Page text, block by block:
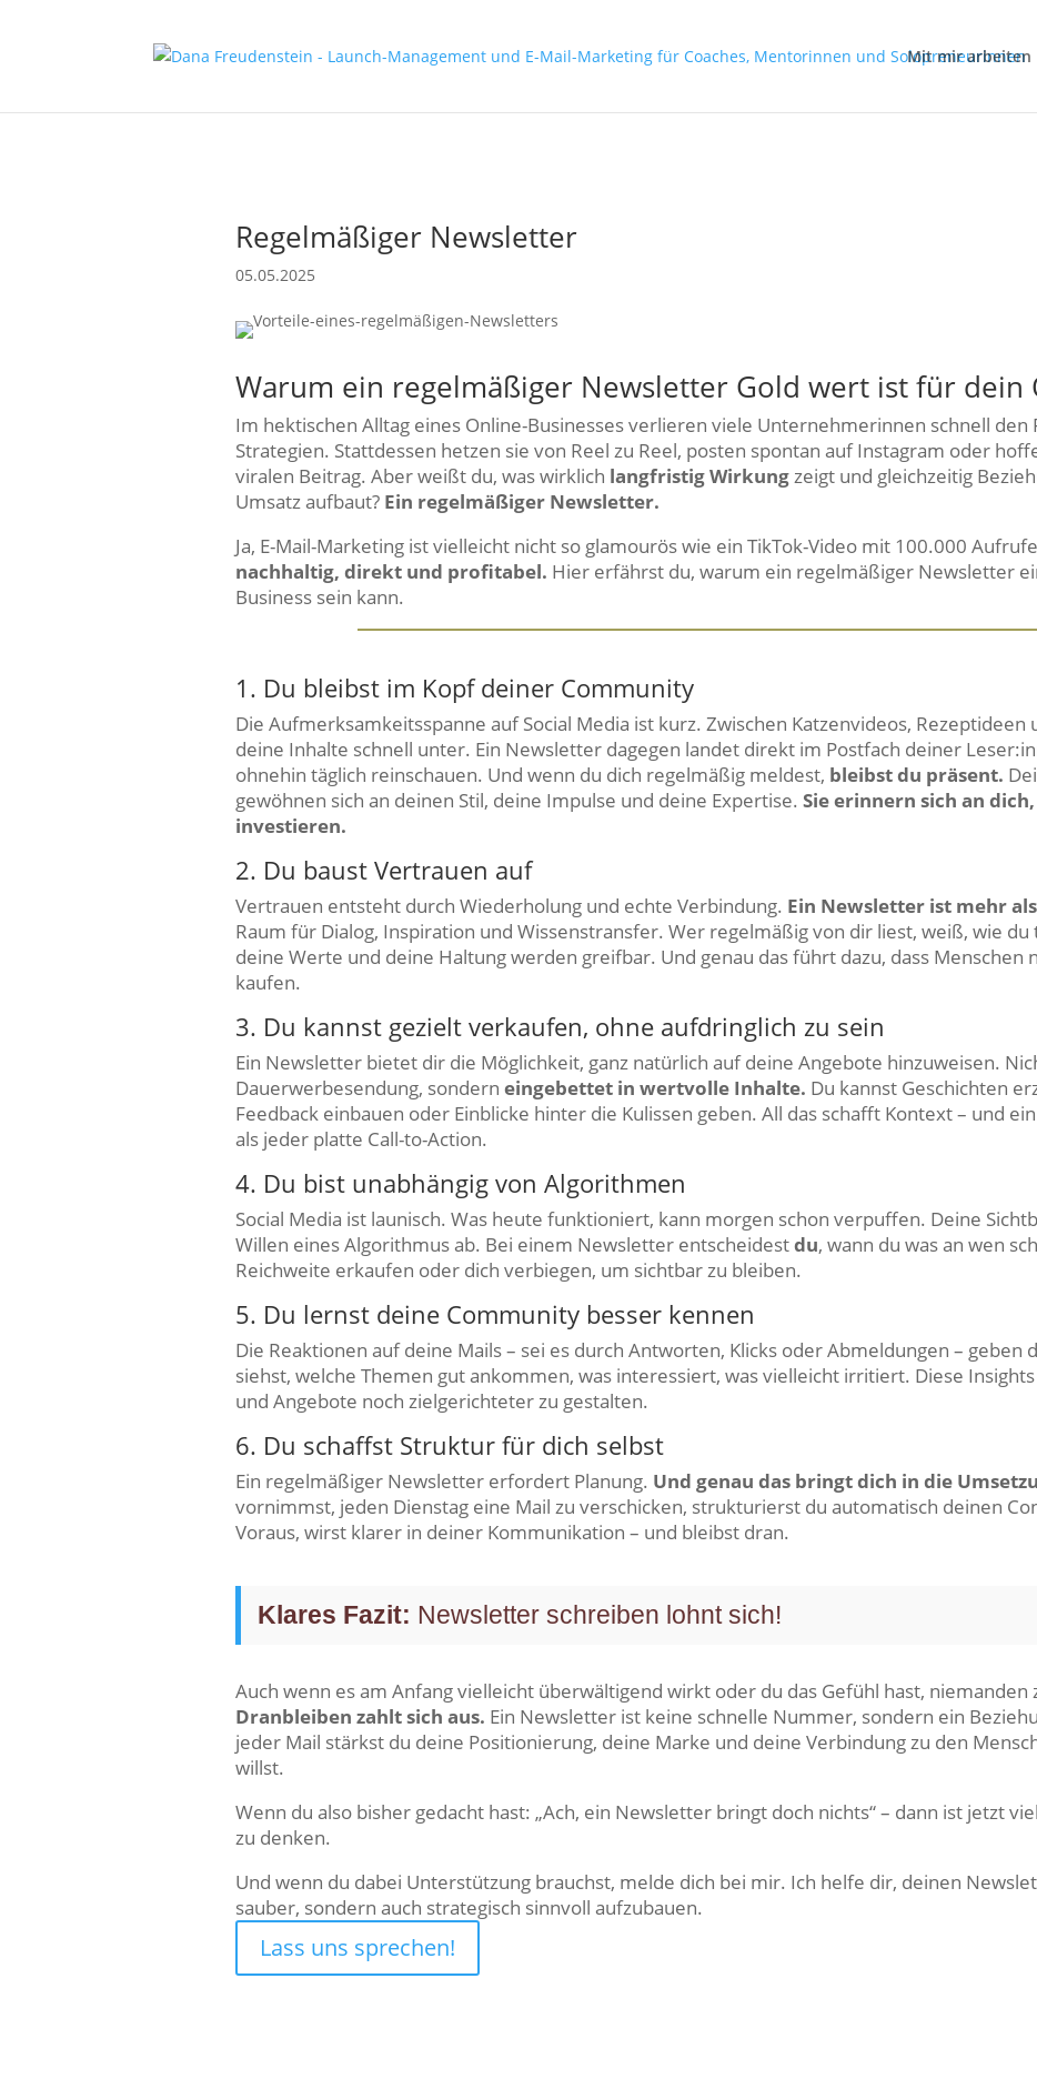
Mit mir arbeiten
Regelmäßiger Newsletter
05.05.2025
Warum ein regelmäßiger Newsletter Gold wert ist für dein
Im hektischen Alltag eines Online-Businesses verlieren viele Unternehmerinnen schnell den
Strategien. Stattdessen hetzen sie von Reel zu Reel, posten spontan auf Instagram oder
viralen Beitrag. Aber weißt du, was wirklich langfristig Wirkungzeigt und gleichzeitig
Umsatz aufbaut? Ein regelmäßiger Newsletter.
Ja, E-Mail-Marketing ist vielleicht nicht so glamourös wie ein TikTok-Video mit 100.000
nachhaltig, direkt und profitabel. Hier erfährst du, warum ein regelmäßiger Newsletter
Business sein kann.
1. Du bleibst im Kopf deiner Community
Die Aufmerksamkeitsspanne auf Social Media ist kurz. Zwischen Katzenvideos, Rezeptideen
deine Inhalte schnell unter. Ein Newsletter dagegen landet direkt im Postfach deiner
ohnehin täglich reinschauen. Und wenn du dich regelmäßig meldest, bleibst du präsent.
gewöhnen sich an deinen Stil, deine Impulse und deine Expertise. Sie erinnern sich an
investieren.
2. Du baust Vertrauen auf
Vertrauen entsteht durch Wiederholung und echte Verbindung. Ein Newsletter ist mehr
Raum für Dialog, Inspiration und Wissenstransfer. Wer regelmäßig von dir liest, weiß, wie du
deine Werte und deine Haltung werden greifbar. Und genau das führt dazu, dass Menschen
kaufen.
3. Du kannst gezielt verkaufen, ohne aufdringlich zu sein
Ein Newsletter bietet dir die Möglichkeit, ganz natürlich auf deine Angebote hinzuweisen.
Dauerwerbesendung, sondern eingebettet in wertvolle Inhalte. Du kannst Geschichten
Feedback einbauen oder Einblicke hinter die Kulissen geben. All das schafft Kontext – und
als jeder platte Call-to-Action.
4. Du bist unabhängig von Algorithmen
Social Media ist launisch. Was heute funktioniert, kann morgen schon verpuffen. Deine
Willen eines Algorithmus ab. Bei einem Newsletter entscheidestdu, wann du was an wen
Reichweite erkaufen oder dich verbiegen, um sichtbar zu bleiben.
5. Du lernst deine Community besser kennen
Die Reaktionen auf deine Mails – sei es durch Antworten, Klicks oder Abmeldungen – geben
siehst, welche Themen gut ankommen, was interessiert, was vielleicht irritiert. Diese
und Angebote noch zielgerichteter zu gestalten.
6. Du schaffst Struktur für dich selbst
Ein regelmäßiger Newsletter erfordert Planung. Und genau das bringt dich in die
vornimmst, jeden Dienstag eine Mail zu verschicken, strukturierst du automatisch deinen
Voraus, wirst klarer in deiner Kommunikation – und bleibst dran.
Klares Fazit: Newsletter schreiben lohnt sich!
Auch wenn es am Anfang vielleicht überwältigend wirkt oder du das Gefühl hast, niemanden
Dranbleiben zahlt sich aus. Ein Newsletter ist keine schnelle Nummer, sondern ein
jeder Mail stärkst du deine Positionierung, deine Marke und deine Verbindung zu den
willst.
Wenn du also bisher gedacht hast: „Ach, ein Newsletter bringt doch nichts“ – dann ist jetzt
zu denken.
Und wenn du dabei Unterstützung brauchst, melde dich bei mir. Ich helfe dir, deinen
sauber, sondern auch strategisch sinnvoll aufzubauen.
Lass uns sprechen!